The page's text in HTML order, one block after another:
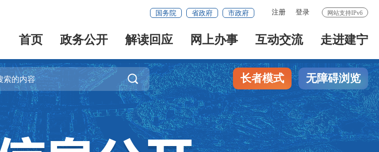
网站支持IPv6
注册 登录
国务院 省政府 市政府
首页 政务公开 解读回应 网上办事 互动交流 走进建宁
 长者模式 无障碍浏览